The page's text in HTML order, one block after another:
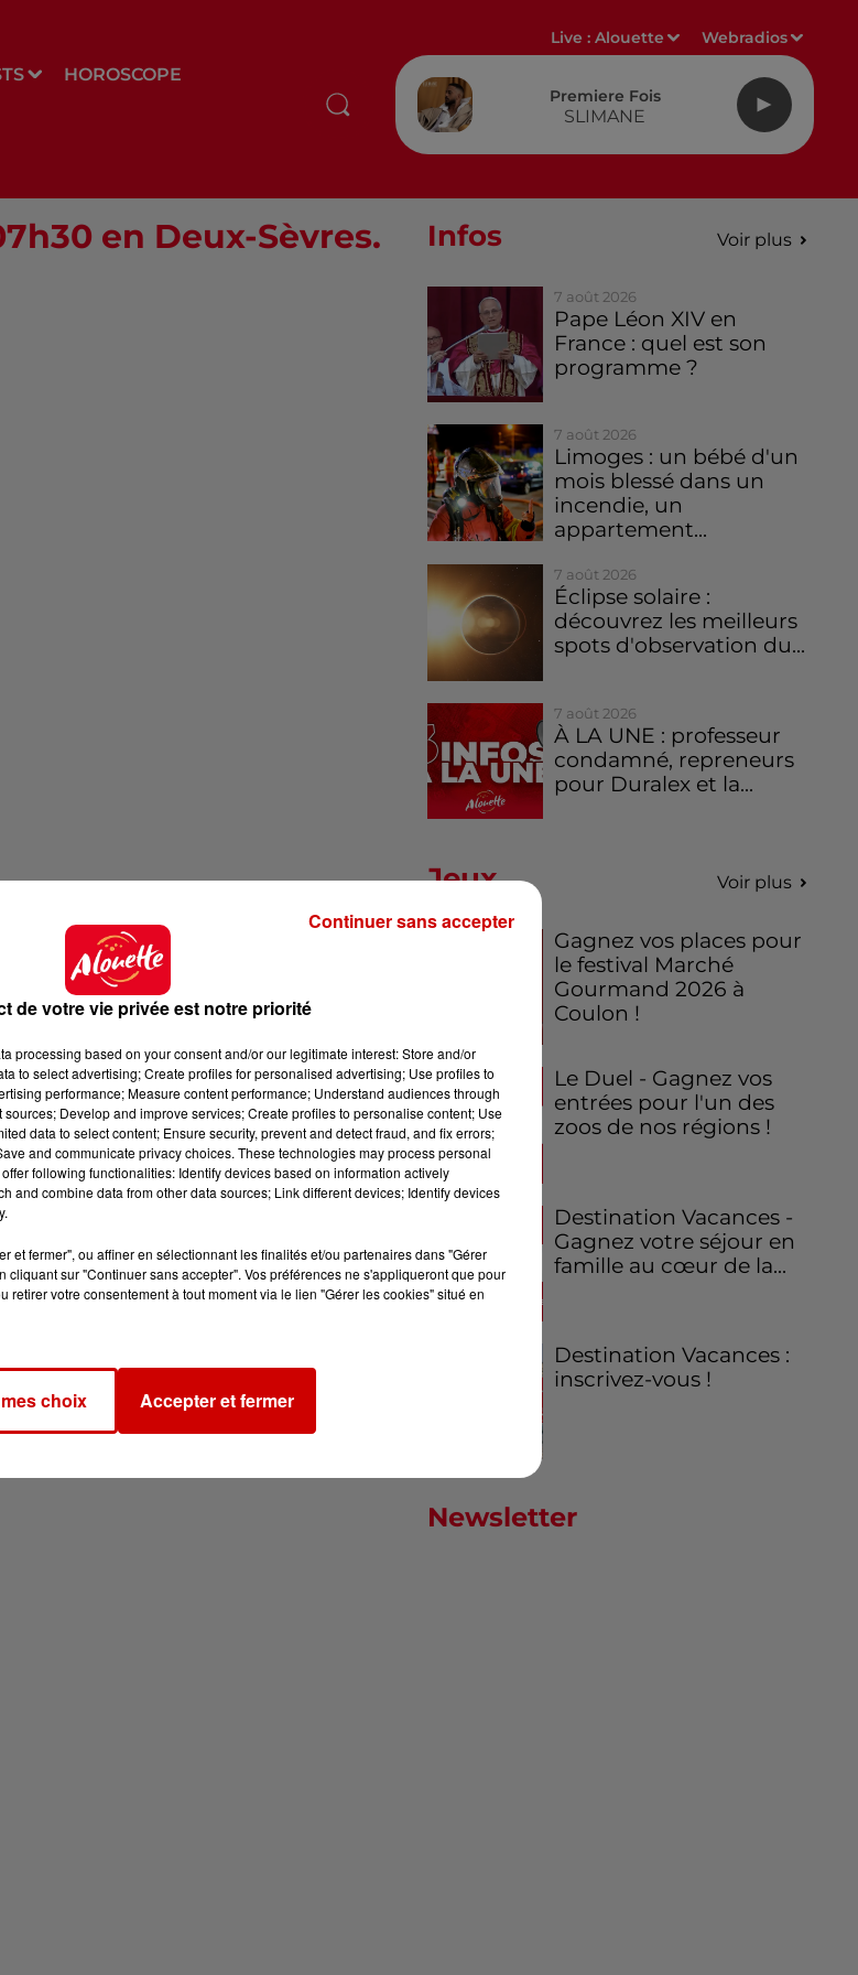
HOROSCOPE
Live :Alouette Webradios
Premiere Fois
SLIMANE
en Deux-Sèvres. Infos Voir plus
7 août 2026
Pape Léon XIV en
France : quel est son
programme ?
7 août 2026
Limoges : un bébé d'un
mois blessé dans un
incendie, un
appartement...
7 août 2026
Éclipse solaire :
découvrez les meilleurs
spots d'observation du...
7 août 2026
À LA UNE : professeur
condamné, repreneurs
pour Duralex et la...
Jeux Voir plus
Gagnez vos places pour
le festival Marché
Gourmand 2026 à
Coulon !
Le Duel - Gagnez vos
entrées pour l'un des
zoos de nos régions !
Destination Vacances -
Gagnez votre séjour en
famille au cœur de la...
Destination Vacances :
inscrivez-vous !
Newsletter
de votre vie privée est notre priorité
processing based on your consent and/or our legitimate interest: Store and/or
to select advertising; Create profiles for personalised advertising; Use profiles to
performance; Measure content performance; Understand audiences through
Develop and improve services; Create profiles to personalise content; Use
data to select content; Ensure security, prevent and detect fraud, and fix errors;
and communicate privacy choices. These technologies may process personal
following functionalities: Identify devices based on information actively
and combine data from other data sources; Link different devices; Identify devices
et fermer", ou affiner en sélectionnant les finalités et/ou partenaires dans "Gérer
cliquant sur "Continuer sans accepter". Vos préférences ne s'appliqueront que pour
retirer votre consentement à tout moment via le lien "Gérer les cookies" situé en
choix Accepter et fermer
Continuer sans accepter